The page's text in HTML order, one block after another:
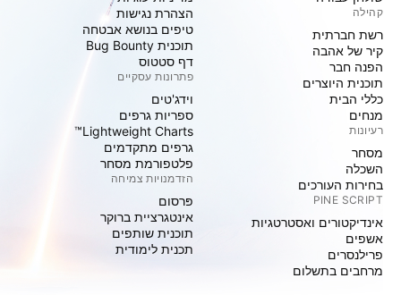
קהילה
רשת חברתית
קיר של אהבה
הפנה חבר
תוכנית היוצרים
כללי הבית
מנחים
רעיונות
מסחר
השכלה
בחירות העורכים
PINE SCRIPT
אינדיקטורים ואסטרטגיות
אשפים
פרילנסרים
מרחבים בתשלום
הצהרת נגישות
טיפים בנושא אבטחה
תוכנית Bug Bounty
דף סטטוס
פתרונות עסקיים
וידג'טים
ספריות גרפים
Lightweight Charts™
גרפים מתקדמים
פלטפורמת מסחר
הזדמנויות צמיחה
פּרסום
אינטגרציית ברוקר
תוכנית שותפים
תכנית לימודית